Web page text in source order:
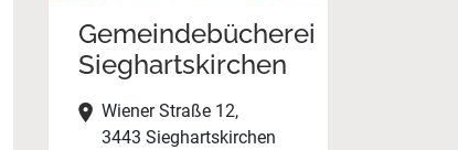
Gemeindebücherei
Sieghartskirchen
Wiener Straße 12,
3443 Sieghartskirchen